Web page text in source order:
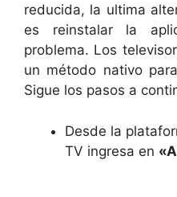
reducida, la ultima
es reinstalar la
problema. Los
un método nativo
Sigue los pasos a
Desde la
TV ingresa en